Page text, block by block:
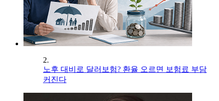
2.
노후 대비로 달러보험? 환율 오르면 보험료 부담
커진다